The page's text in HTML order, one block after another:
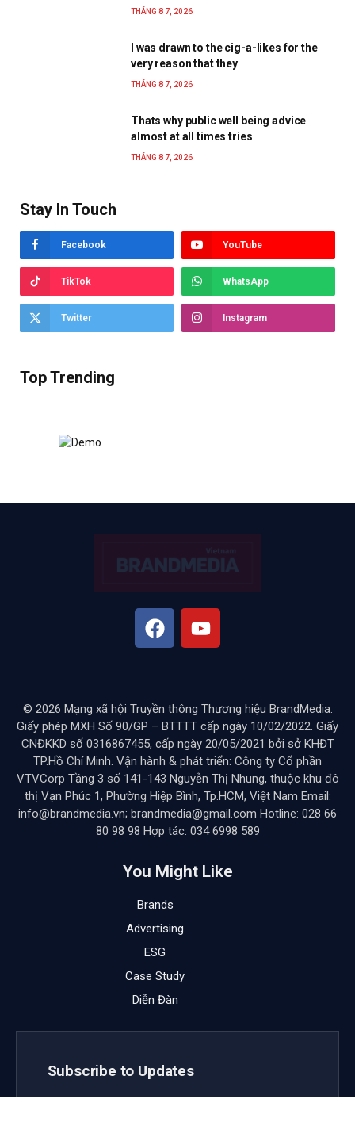
THÁNG 8 7, 2026
I was drawn to the cig-a-likes for the
very reason that they
THÁNG 8 7, 2026
Thats why public well being advice
almost at all times tries
THÁNG 8 7, 2026
Stay In Touch
Facebook YouTube
TikTok WhatsApp
Twitter Instagram
Top Trending
© 2026 Mạng xã hội Truyền thông Thương hiệu BrandMedia.
Giấy phép MXH Số 90/GP – BTTTT cấp ngày 10/02/2022. Giấy
CNĐKKD số 0316867455, cấp ngày 20/05/2021 bởi sở KHĐT
TP.Hồ Chí Minh. Vận hành & phát triển: Công ty Cổ phần
VTVCorp Tầng 3 số 141-143 Nguyễn Thị Nhung, thuộc khu đô
thị Vạn Phúc 1, Phường Hiệp Bình, Tp.HCM, Việt Nam Email:
info@brandmedia.vn; brandmedia@gmail.com Hotline: 028 66
80 98 98 Hợp tác: 034 6998 589
You Might Like
Brands
Advertising
ESG
Case Study
Diễn Đàn
Subscribe to Updates